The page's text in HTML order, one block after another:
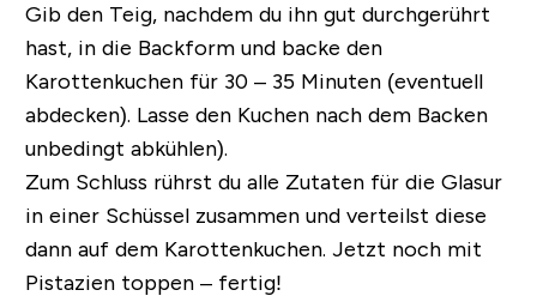
Gib den Teig, nachdem du ihn gut durchgerührt
hast, in die Backform und backe den
Karottenkuchen für 30 – 35 Minuten (eventuell
abdecken). Lasse den Kuchen nach dem Backen
unbedingt abkühlen).
Zum Schluss rührst du alle Zutaten für die Glasur
in einer Schüssel zusammen und verteilst diese
dann auf dem Karottenkuchen. Jetzt noch mit
Pistazien toppen – fertig!